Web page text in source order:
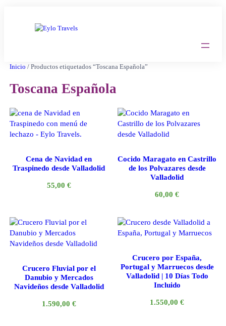
Inicio / Productos etiquetados “Toscana Española”
Toscana Española
Cena de Navidad en
Traspinedo desde Valladolid
55,00 €
Cocido Maragato en Castrillo
de los Polvazares desde
Valladolid
60,00€
Crucero Fluvial por el
Danubio y Mercados
Navideños desde Valladolid
1.590,00 €
Crucero por España,
Portugal y Marruecos desde
Valladolid | 10 Días Todo
Incluido
1.550,00€